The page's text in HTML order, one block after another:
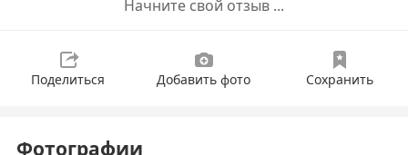
Начните свой отзыв ...
Поделиться Добавить фото Сохранить
Фотографии